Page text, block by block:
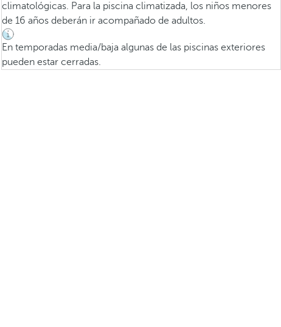
climatológicas. Para la piscina climatizada, los niños menores
de 16 años deberán ir acompañado de adultos.
En temporadas media/baja algunas de las piscinas exteriores
pueden estar cerradas.